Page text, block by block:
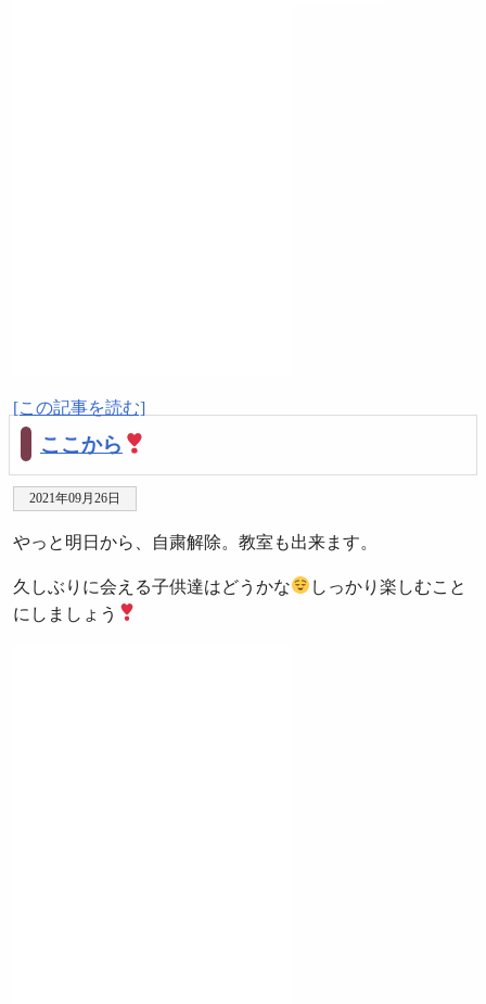
[この記事を読む]
ここから
2021年09月26日
やっと明日から、自粛解除。教室も出来ます。
久しぶりに会える子供達はどうかな
しっかり楽しむこと
にしましょう